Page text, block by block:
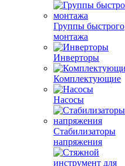
Группы быстрого
монтажа
Инверторы
Комплектующие
Насосы
Стабилизаторы
напряжения